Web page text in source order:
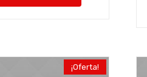
¡Oferta!